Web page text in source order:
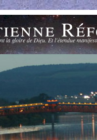
la gloire de Dieu. Et l'étendue